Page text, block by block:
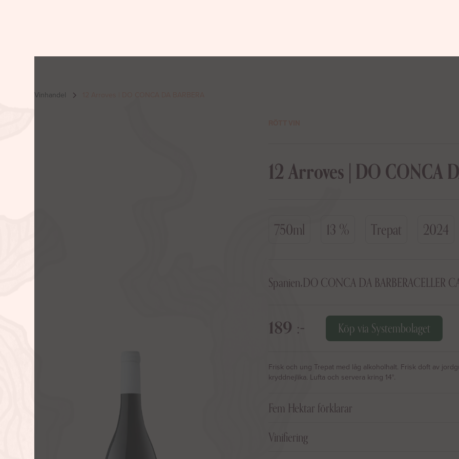
Vinhandel
12 Arroves | DO CONCA
750ml 13 % Trepat 2024
Spanien,DO CONCA DA BARBERACELLER
189 :- Köp via Systembolaget
Frisk och ung Trepat med låg alkoholhalt. Frisk doft av
kryddnejlika. Lufta och servera kring 14°.
Fem Hektar förklarar
nyligen pris för Kataloniens bästa unga röda vin. Mycket
Vinifiering